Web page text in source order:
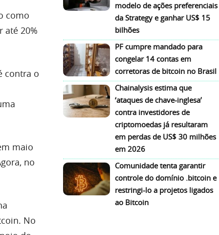
como
até 20%
contra o
maio
no
No
modelo de ações preferenciais
da Strategy e ganhar US$ 15
bilhões
PF cumpre mandado para
congelar 14 contas em
corretoras de bitcoin no Brasil
Chainalysis estima que
‘ataques de chave-inglesa’
contra investidores de
criptomoedas já resultaram
em perdas de US$ 30 milhões
em 2026
Comunidade tenta garantir
controle do domínio .bitcoin e
restringi-lo a projetos ligados
ao Bitcoin